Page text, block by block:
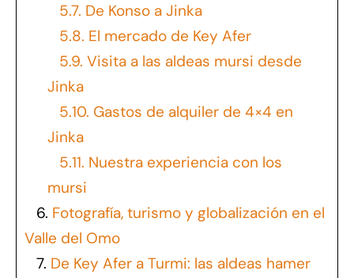
5.7. De Konso a Jinka
5.8. El mercado de Key Afer
5.9. Visita a las aldeas mursi desde
Jinka
5.10. Gastos de alquiler de 4×4 en
Jinka
5.11. Nuestra experiencia con los
mursi
6. Fotografía, turismo y globalización en el
Valle del Omo
7. De Key Afer a Turmi: las aldeas hamer